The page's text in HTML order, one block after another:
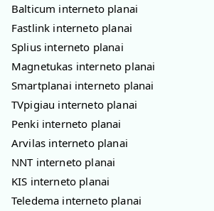
Balticum interneto planai
Fastlink interneto planai
Splius interneto planai
Magnetukas interneto planai
Smartplanai interneto planai
TVpigiau interneto planai
Penki interneto planai
Arvilas interneto planai
NNT interneto planai
KIS interneto planai
Teledema interneto planai